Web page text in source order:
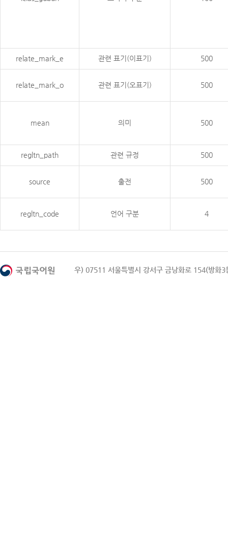
relate_mark_e 관련 표기(이표기) 500
relate_mark_o 관련 표기(오표기) 500
mean 의미 500
regltn_path 관련 규정 500
source 출전 500
regltn_code 언어 구분 4
우) 07511 서울특별시 강서구 금낭화로 154(방화3